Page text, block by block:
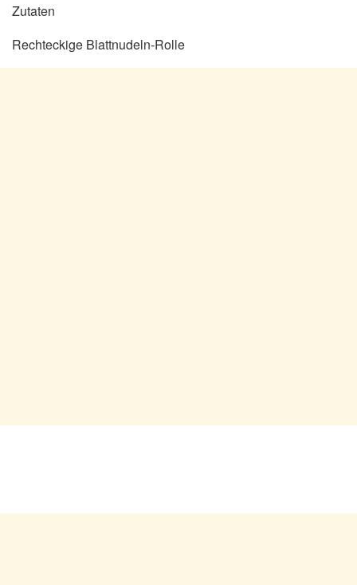
Zutaten
Rechteckige Blattnudeln-Rolle